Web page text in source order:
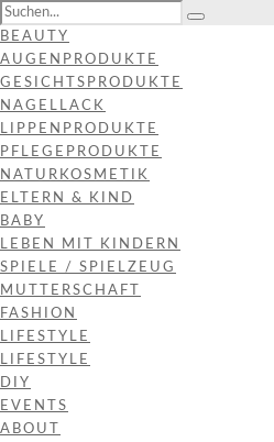
BEAUTY
AUGENPRODUKTE
GESICHTSPRODUKTE
NAGELLACK
LIPPENPRODUKTE
PFLEGEPRODUKTE
NATURKOSMETIK
ELTERN & KIND
BABY
LEBEN MIT KINDERN
SPIELE / SPIELZEUG
MUTTERSCHAFT
FASHION
LIFESTYLE
LIFESTYLE
DIY
EVENTS
ABOUT